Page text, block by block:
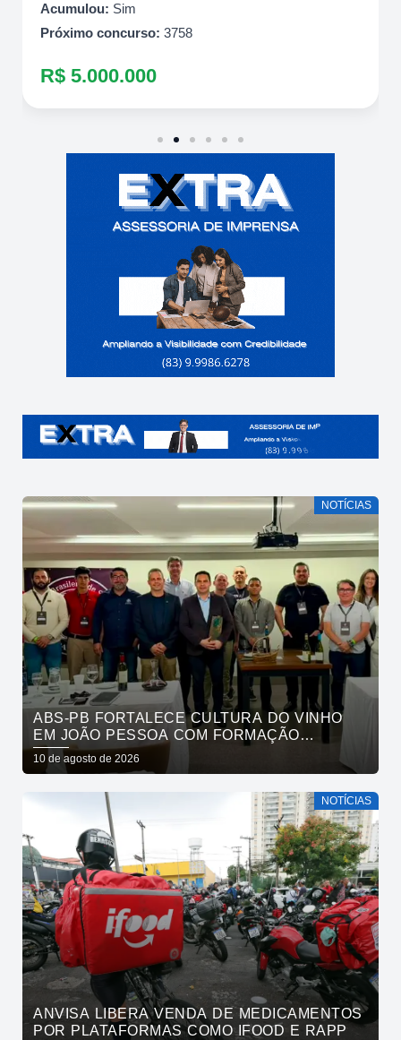
Acumulou: Sim
Próximo concurso: 3758
R$ 5.000.000
NOTÍCIAS
ABS-PB FORTALECE CULTURA DO VINHO
EM JOÃO PESSOA COM FORMAÇÃO
PROFISSIONAL DE SOMMELIERS
10 de agosto de 2026
NOTÍCIAS
ANVISA LIBERA VENDA DE MEDICAMENTOS
POR PLATAFORMAS COMO IFOOD E RAPP